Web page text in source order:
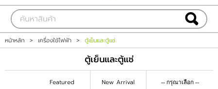
PROMOTION
สินค้า
เครื่องใช้ไฟฟ้า
หน้าหลัก > เครื่องใช้ไฟฟ้า > ตู้เย็นและตู้แช่
ตู้เย็นและตู้แช่
Featured New Arrival